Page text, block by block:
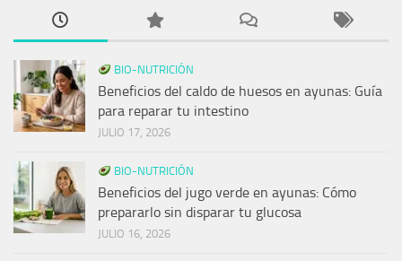
BIO-NUTRICIÓN
Beneficios del caldo de huesos en ayunas: Guía
para reparar tu intestino
JULIO 17, 2026
BIO-NUTRICIÓN
Beneficios del jugo verde en ayunas: Cómo
prepararlo sin disparar tu glucosa
JULIO 16, 2026